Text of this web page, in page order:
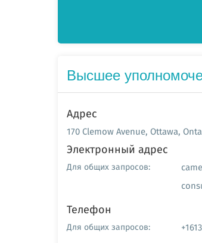
Высшее
Адрес
170 Clemow Avenue, Ottawa,
Электронный адрес
Для общих запросов:
Телефон
Для общих запросов: